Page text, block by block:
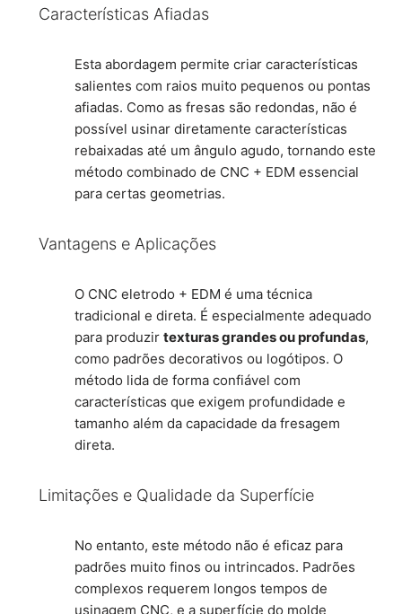
Características Afiadas
Esta abordagem permite criar características
salientes com raios muito pequenos ou pontas
afiadas. Como as fresas são redondas, não é
possível usinar diretamente características
rebaixadas até um ângulo agudo, tornando este
método combinado de CNC + EDM essencial
para certas geometrias.
Vantagens e Aplicações
O CNC eletrodo + EDM é uma técnica
tradicional e direta. É especialmente adequado
para produzir texturas grandes ou profundas,
como padrões decorativos ou logótipos. O
método lida de forma confiável com
características que exigem profundidade e
tamanho além da capacidade da fresagem
direta.
Limitações e Qualidade da Superfície
No entanto, este método não é eficaz para
padrões muito finos ou intrincados. Padrões
complexos requerem longos tempos de
usinagem CNC, e a superfície do molde